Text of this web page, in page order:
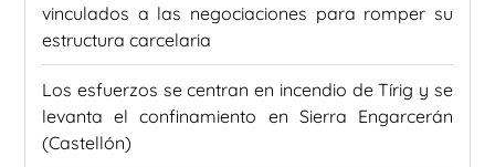
vinculados a las negociaciones para romper su
estructura carcelaria
Los esfuerzos se centran en incendio de Tírig y se
levanta el confinamiento en Sierra Engarcerán
(Castellón)